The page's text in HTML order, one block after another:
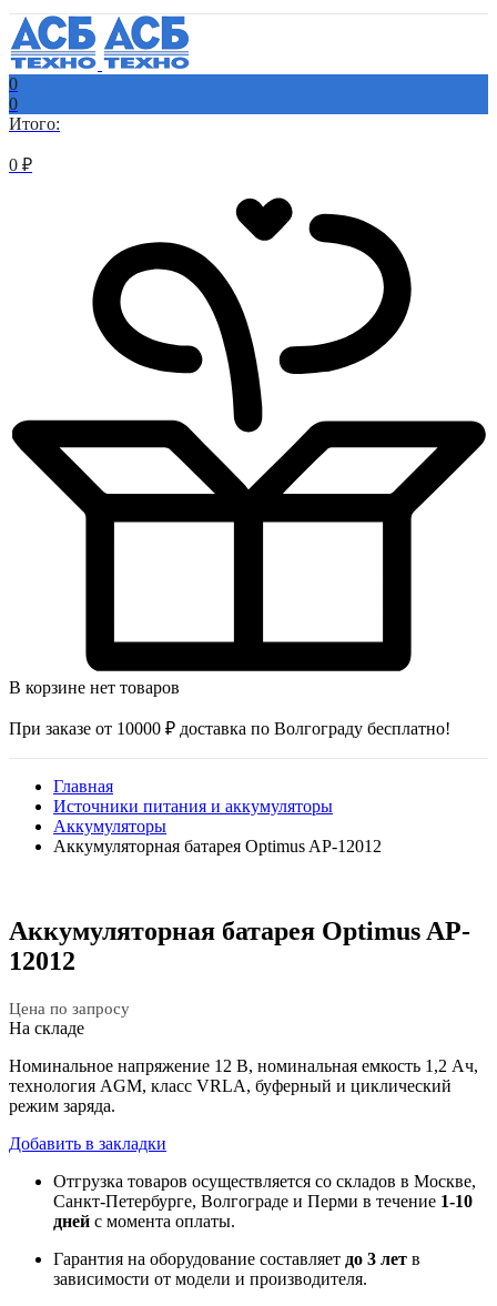
0
0
Итого:
0 ₽
В корзине нет товаров
При заказе от 10000 ₽ доставка по Волгограду бесплатно!
Главная
Источники питания и аккумуляторы
Аккумуляторы
Аккумуляторная батарея Optimus AP-12012
Аккумуляторная батарея Optimus AP-
12012
Цена по запросу
На складе
Номинальное напряжение 12 B, номинальная емкость 1,2 Aч,
технология AGM, класс VRLA, буферный и циклический
режим заряда.
Добавить в закладки
Отгрузка товаров осуществляется со складов в Москве,
Санкт-Петербурге, Волгограде и Перми в течение 1-10
дней с момента оплаты.
Гарантия на оборудование составляет до 3 лет в
зависимости от модели и производителя.